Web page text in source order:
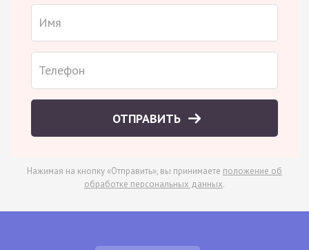
ОТПРАВИТЬ
Нажимая на кнопку «Отправить», вы принимаете положение об
обработке персональных данных.